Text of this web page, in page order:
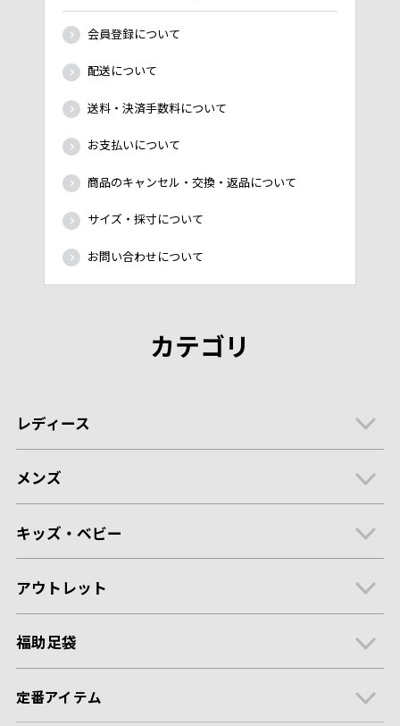
会員登録について
配送について
送料・決済手数料について
お支払いについて
商品のキャンセル・交換・返品について
サイズ・採寸について
お問い合わせについて
カテゴリ
レディース
メンズ
キッズ・ベビー
アウトレット
福助足袋
定番アイテム